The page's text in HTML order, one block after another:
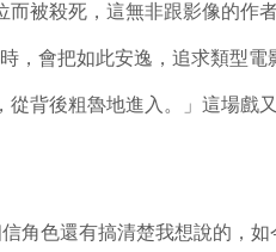
被殺死，這無非跟影像的作
，會把如此安逸，追求類型電
背後粗魯地進入。」這場戲
角色還有搞清楚我想說的，如